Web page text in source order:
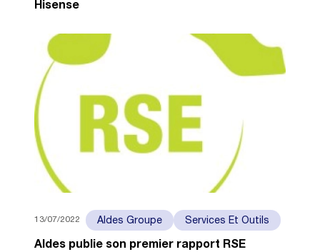
Hisense
13/07/2022 Aldes Groupe Services Et Outils
Aldes publie son premier rapport RSE